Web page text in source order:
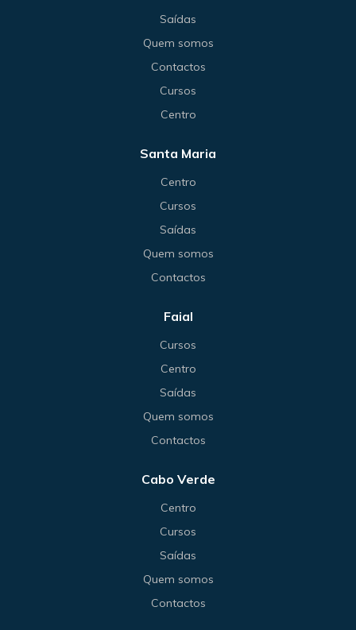
Saídas
Quem somos
Contactos
Cursos
Centro
Santa Maria
Centro
Cursos
Saídas
Quem somos
Contactos
Faial
Cursos
Centro
Saídas
Quem somos
Contactos
Cabo Verde
Centro
Cursos
Saídas
Quem somos
Contactos